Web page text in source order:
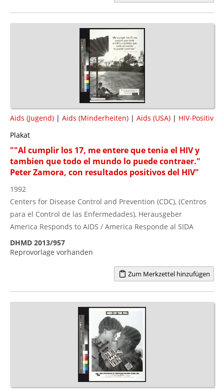
Aids (Jugend) | Aids (Minderheiten) | Aids (USA) | HIV-Positiv
Plakat
""Al cumplir los 17, me entere que tenia el HIV y
tambien que todo el mundo lo puede contraer."
Peter Zamora, con resultados positivos del HIV"
1992
Centers for Disease Control and Prevention (CDC), (Centros
para el Control de las Enfermedades), Herausgeber
America Responds to AIDS / America Responde al SIDA
DHMD 2013/957
Reprovorlage vorhanden
Zum Merkzettel hinzufügen